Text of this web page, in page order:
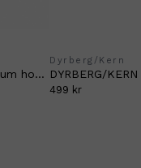
Dyrberg/Kern Rotundum hoops silver
Dyrberg/Kern
499 kr